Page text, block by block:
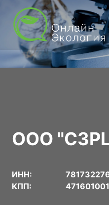
ООО
ИНН:
КПП:
471601001